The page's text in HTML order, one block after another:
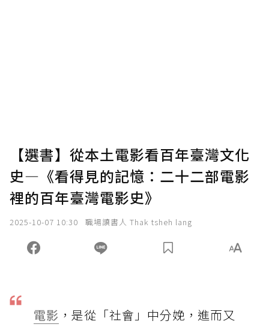
【選書】從本土電影看百年臺灣文化
史—《看得見的記憶：二十二部電影
裡的百年臺灣電影史》
2025-10-07 10:30 職場讀書人 Thak tsheh lang
電影 ，是從「社會」中分娩，進而又